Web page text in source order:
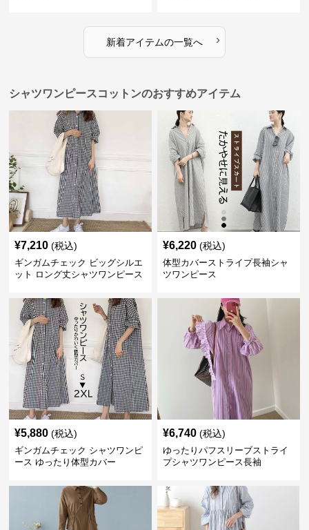
新着アイテムの一覧へ ›
シャツワンピースコットンのおすすめアイテム
¥7,210 (税込)
ギンガムチェック ビッグシルエ
ット ロング丈シャツワンピース
¥6,220 (税込)
体型カバーストライプ長袖シャ
ツワンピース
¥5,880 (税込)
ギンガムチェック シャツワンピ
ース ゆったり体型カバー
¥6,740 (税込)
ゆったりパフスリーブストライ
プシャツワンピース長袖